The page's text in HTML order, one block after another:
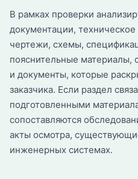
В рамках проверки
документации,
чертежи, схемы,
пояснительные
и документы, которые
заказчика. Если раздел
подготовленными
сопоставляются
акты осмотра,
инженерных системах.